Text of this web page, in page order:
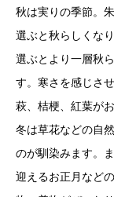
秋は実りの季節。
選ぶと秋らしくな
選ぶとより一層秋
す。寒さを感じさ
萩、桔梗、紅葉が
冬は草花などの自
のが馴染みます。
迎えるお正月など